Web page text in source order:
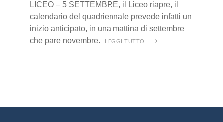
LICEO – 5 SETTEMBRE, il Liceo riapre, il
calendario del quadriennale prevede infatti un
inizio anticipato, in una mattina di settembre
che pare novembre.
LEGGI TUTTO